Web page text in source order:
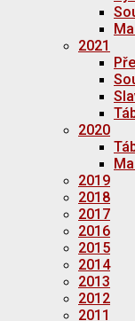
2021
2020
2019
2018
2017
2016
2015
2014
2013
2012
2011